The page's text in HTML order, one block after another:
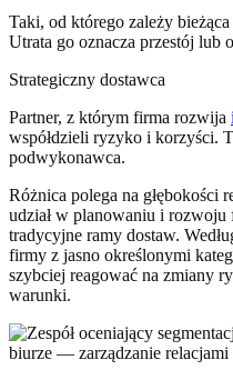
Taki, od którego zależy
Utrata go oznacza przestój lub
Strategiczny dostawca
Partner, z którym firma rozwija
współdzieli ryzyko i korzyści.
podwykonawca.
Różnica polega na głębokości
udział w planowaniu i rozwoju
tradycyjne ramy dostaw.
firmy z jasno określonymi
szybciej reagować na zmiany
warunki.